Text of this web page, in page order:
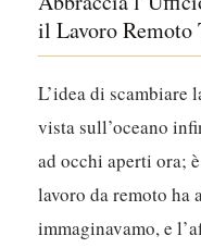
il Lavoro Remoto
L’idea di scambiare
vista sull’oceano
ad occhi aperti ora;
lavoro da remoto ha
immaginavamo, e